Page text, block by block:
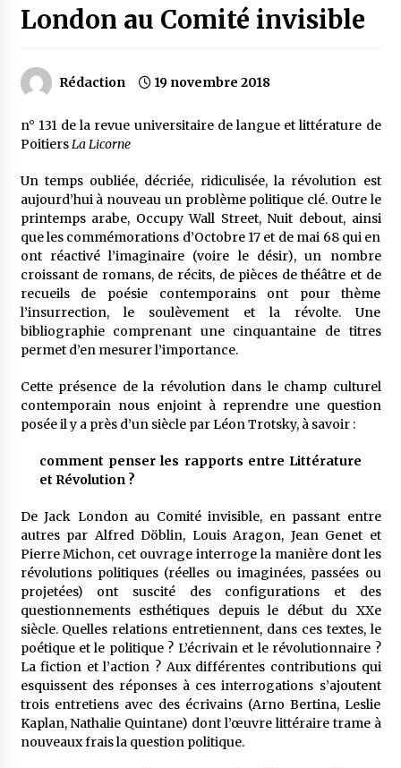
London au Comité invisible
Rédaction 19 novembre 2018
n° 131 de la revue universitaire de langue et littérature de
PoitiersLa Licorne
Un temps oubliée, décriée, ridiculisée, la révolution est
aujourd’hui à nouveau un problème politique clé. Outre le
printemps arabe, Occupy Wall Street, Nuit debout, ainsi
que les commémorations d’Octobre 17 et de mai 68 qui en
ont réactivé l’imaginaire (voire le désir), un nombre
croissant de romans, de récits, de pièces de théâtre et de
recueils de poésie contemporains ont pour thème
l’insurrection, le soulèvement et la révolte. Une
bibliographie comprenant une cinquantaine de titres
permet d’en mesurer l’importance.
Cette présence de la révolution dans le champ culturel
contemporain nous enjoint à reprendre une question
posée il y a près d’un siècle par Léon Trotsky, à savoir :
comment penser les rapports entre Littérature
et Révolution ?
De Jack London au Comité invisible, en passant entre
autres par Alfred Döblin, Louis Aragon, Jean Genet et
Pierre Michon, cet ouvrage interroge la manière dont les
révolutions politiques (réelles ou imaginées, passées ou
projetées) ont suscité des configurations et des
questionnements esthétiques depuis le début du XXe
siècle. Quelles relations entretiennent, dans ces textes, le
poétique et le politique ? L’écrivain et le révolutionnaire ?
La fiction et l’action ? Aux différentes contributions qui
esquissent des réponses à ces interrogations s’ajoutent
trois entretiens avec des écrivains (Arno Bertina, Leslie
Kaplan, Nathalie Quintane) dont l’œuvre littéraire trame à
nouveaux frais la question politique.